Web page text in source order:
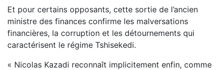
Et pour certains opposants, cette sortie de l’ancien
ministre des finances confirme les malversations
financières, la corruption et les détournements qui
caractérisent le régime Tshisekedi.
« Nicolas Kazadi reconnaît implicitement enfin, comme